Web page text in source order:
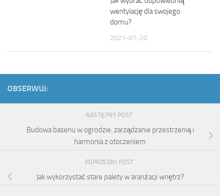
wentylację dla swojego
domu?
2021-07-20
OBSERWUJ:
NASTĘPNY POST
Budowa basenu w ogrodzie: zarządzanie przestrzenią i
harmonia z otoczeniem
POPRZEDNI POST
Jak wykorzystać stare palety w aranżacji wnętrz?